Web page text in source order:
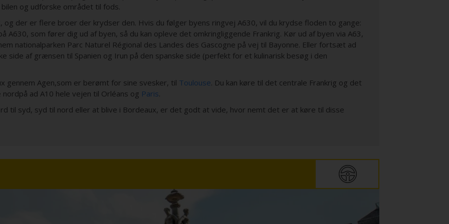
og udforske området til fods.
og der er flere broer der krydser den. Hvis du følger byens ringvej A630, vil du krydse floden to gange:
A630, som fører dig ud af byen, så du kan opleve det omkringliggende Frankrig. Kør ud af byen via A63,
nationalparken Parc Naturel Régional des Landes des Gascogne på vej til Bayonne. Eller fortsæt ad
side af grænsen til Spanien og Irun på den spanske side (perfekt for et kulinarisk besøg i den
gennem Agen,som er berømt for sine svesker, til Toulouse. Du kan køre til det centrale Frankrig og det
ad A10 hele vejen til Orléans og Paris.
til syd, syd til nord eller at blive i Bordeaux, er det godt at vide, hvor nemt det er at køre til disse